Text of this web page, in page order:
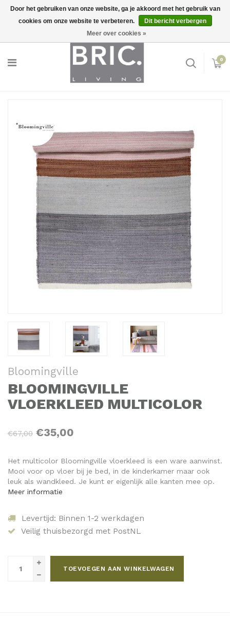
Inloggen
0
Bloomingville
BLOOMINGVILLE
VLOERKLEED MULTICOLOR
€67,00 €35,00
Het multicolor Bloomingville vloerkleed is een ware aanwinst.
Mooi voor op vloer bij je bed, in de kinderkamer maar ook
leuk als wandkleed. Je kunt er eigenlijk alle kanten mee op.
Meer informatie
Levertijd: Binnen 1-2 werkdagen
Veilig thuisbezorgd met PostNL
TOEVOEGEN AAN WINKELWAGEN
Door het gebruiken van onze website, ga je akkoord met het gebruik van
cookies om onze website te verbeteren.
Dit bericht verbergen
Meer over cookies »